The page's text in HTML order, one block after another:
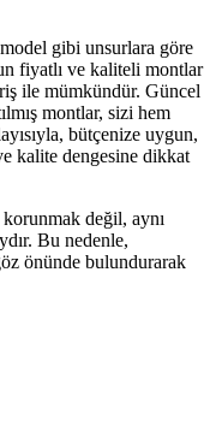
gibi unsurlara göre
fiyatlı ve kaliteli montlar
ile mümkündür. Güncel
montlar, sizi hem
bütçenize uygun,
kalite dengesine dikkat
değil, aynı
Bu nedenle,
önünde bulundurarak